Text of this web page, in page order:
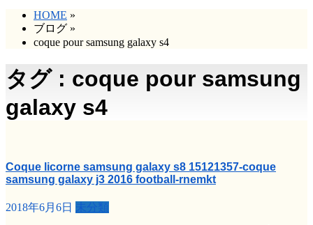
HOME »
ブログ »
coque pour samsung galaxy s4
タグ : coque pour samsung
galaxy s4
Coque licorne samsung galaxy s8 15121357-coque
samsung galaxy j3 2016 football-rnemkt
2018年6月6日 未分類